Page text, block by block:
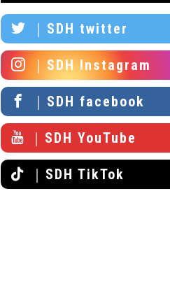
｜SDH twitter
｜SDH Instagram
｜SDH facebook
｜SDH YouTube
｜SDH TikTok